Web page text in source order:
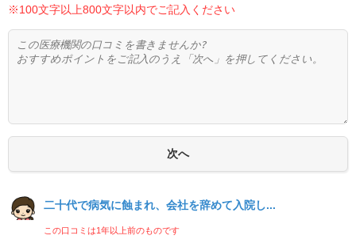
※100文字以上800文字以内でご記入ください
二十代で病気に蝕まれ、会社を辞めて入院し...
この口コミは1年以上前のものです